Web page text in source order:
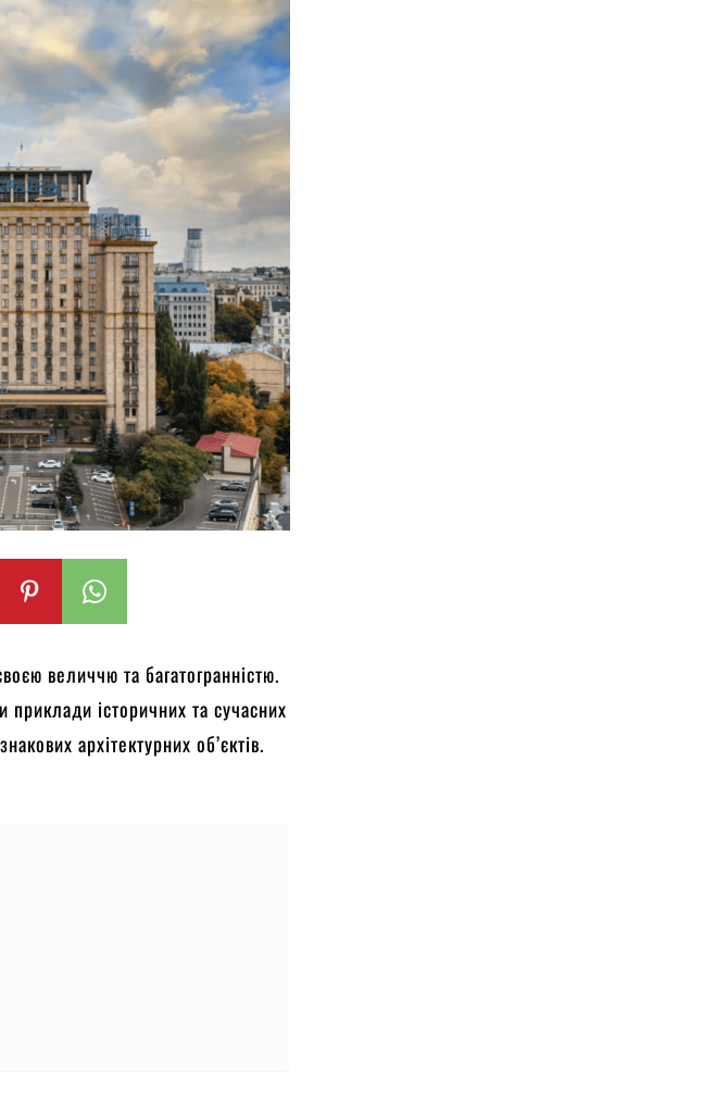
величчю та багатогранністю.
історичних та сучасних
архітектурних об’єктів.